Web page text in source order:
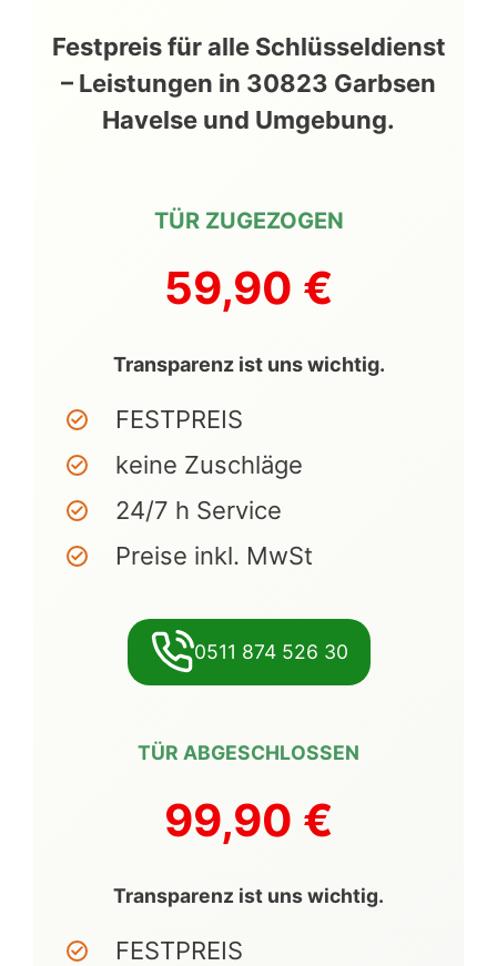
Festpreis für alle Schlüsseldienst
– Leistungen in 30823 Garbsen
Havelse und Umgebung.
TÜR ZUGEZOGEN
59,90 €
Transparenz ist uns wichtig.
FESTPREIS
keine Zuschläge
24/7 h Service
Preise inkl. MwSt
0511 874 526 30
TÜR ABGESCHLOSSEN
99,90 €
Transparenz ist uns wichtig.
FESTPREIS